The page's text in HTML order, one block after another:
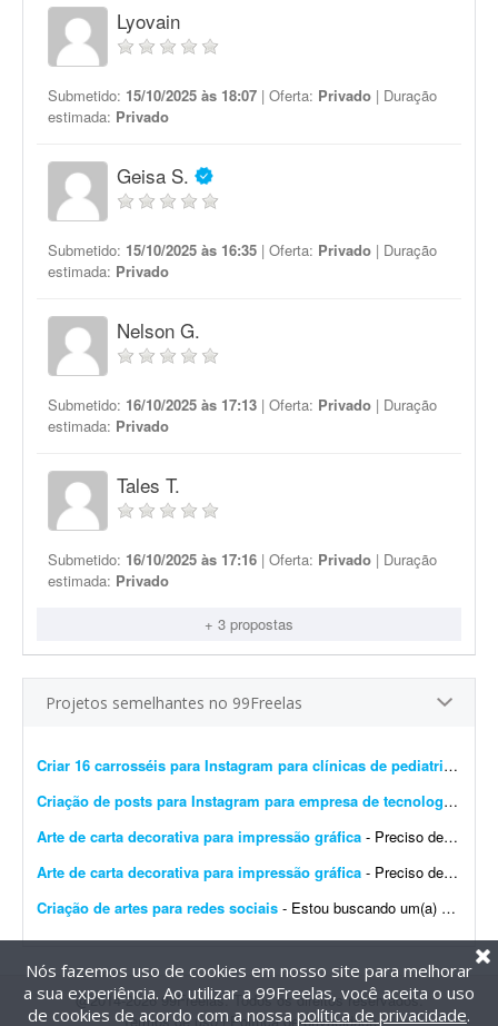
Lyovain
Submetido: 15/10/2025 às 18:07 | Oferta: Privado | Duração
estimada: Privado
Geisa S.
Submetido: 15/10/2025 às 16:35 | Oferta: Privado | Duração
estimada: Privado
Nelson G.
Submetido: 16/10/2025 às 17:13 | Oferta: Privado | Duração
estimada: Privado
Tales T.
Submetido: 16/10/2025 às 17:16 | Oferta: Privado | Duração
estimada: Privado
+ 3 propostas
Projetos semelhantes no 99Freelas
Criar 16 carrosséis para Instagram para clínicas de pediatria
-
Criação de posts para Instagram para empresa de tecnologia-
Arte de carta decorativa para impressão gráfica - Preciso de um design para imprimir uma carta decorativa na gráfica. A arte deve ser editável em PDF, conforme exigido pela gráfica. Quero unir dois elementos: o lobo ficar&aac...
Arte de carta decorativa para impressão gráfica - Preciso de um design para imprimir uma carta decorativa na gráfica. A arte deve ser editável em PDF, conforme exigido pela gráfica. Quero unir dois elementos: o lobo no cart&a...
Criação de artes para redes sociais - Estou buscando um(a) designer para uma parceria de longo prazo na criação de artes para redes sociais. A demanda inicial será de: * 8 artes para o feed por mês; * Stori...
@2014-2026 99Freelas. Todos os direitos reservados.
Termos de uso| Política de privacidade
Nós fazemos uso de cookies em nosso site para melhorar
a sua experiência. Ao utilizar a 99Freelas, você aceita o uso
de cookies de acordo com a nossa política de privacidade.